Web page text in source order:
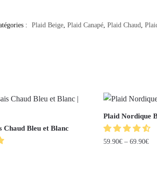
: Plaid Beige, Plaid Canapé, Plaid Chaud,
Chaud Bleu et Blanc
Plaid Nordique
59.90€– 69.90€